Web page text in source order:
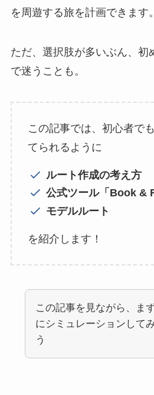
を周遊する旅を計画できます。
ただ、選択肢が多いぶん、初
で迷うことも。
この記事では、初心者で
てられるように
ルート作成の考え方
公式ツール「Book &
モデルルート
を紹介します！
この記事を見ながら、ま
にシミュレーションして
う